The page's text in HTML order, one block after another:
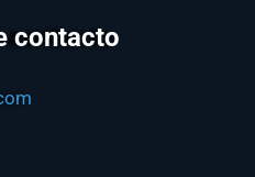
contacto